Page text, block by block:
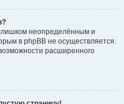
неопределённым и
в phpBB не осуществляется.
расширенного